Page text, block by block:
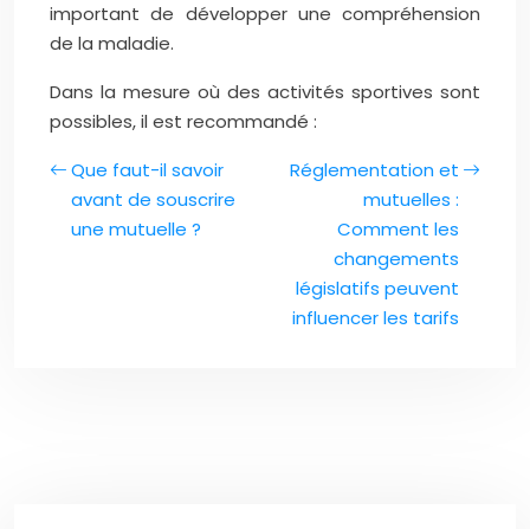
important de développer une compréhension
de la maladie.
Dans la mesure où des activités sportives sont
possibles, il est recommandé :
Que faut-il savoir
avant de souscrire
une mutuelle ?
Réglementation et
mutuelles :
Comment les
changements
législatifs peuvent
influencer les tarifs